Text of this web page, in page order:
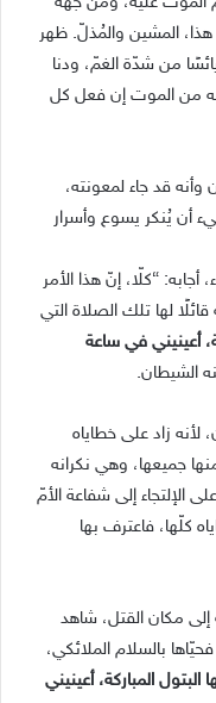
المشين والمُذلّ. ظهر
من شدّة الغمّ، ودنا
من الموت إن فعل كل
قد جاء لمعونته،
أن يُنكر يسوع وأسرار
أجابه: “كلّا، إنّ هذا الأمر
لها تلك الصلاة التي
أعينيني في ساعة
الشيطان.
زاد على خطاياه
جميعها، وهي نكرانه
الإلتجاء إلى شفاعة الأمّ
كلّها، فاعترف بها
إلى مكان القتل، شاهد
بالسلام الملائكي،
البتول المباركة، أعينيني